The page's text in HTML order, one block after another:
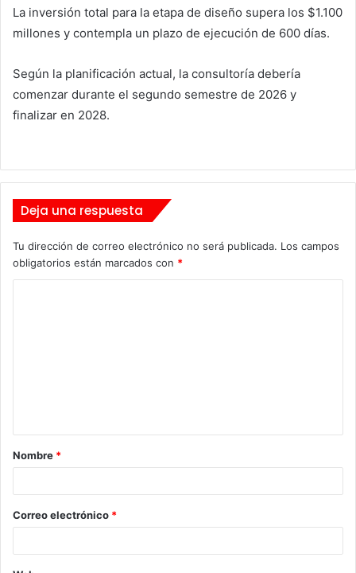
La inversión total para la etapa de diseño supera los $1.100
millones y contempla un plazo de ejecución de 600 días.
Según la planificación actual, la consultoría debería
comenzar durante el segundo semestre de 2026 y
finalizar en 2028.
Deja una respuesta
Tu dirección de correo electrónico no será publicada. Los campos
obligatorios están marcados con *
a
r
*
Nombre *
Correo electrónico *